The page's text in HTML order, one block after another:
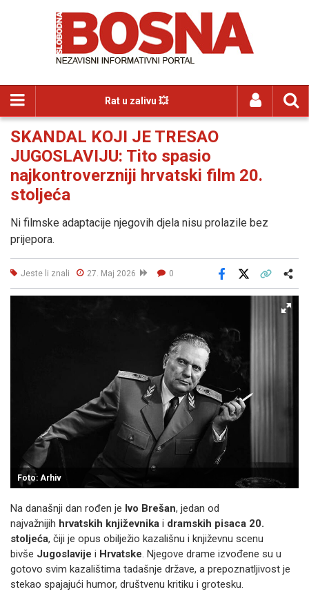
Rat u zalivu 💥
SKANDAL KOJI JE TRESAO
JUGOSLAVIJU: Tito spasio
najkontroverzniji hrvatski film 20.
stoljeća
Ni filmske adaptacije njegovih djela nisu prolazile bez
prijepora.
Jeste li znali 27. Maj 2026 0
Facebook
Foto: Arhiv
Na današnji dan rođen je Ivo Brešan, jedan od
najvažnijih hrvatskih književnika i dramskih pisaca 20.
stoljeća, čiji je opus obilježio kazališnu i književnu scenu
bivše Jugoslavije i Hrvatske. Njegove drame izvođene su u
gotovo svim kazalištima tadašnje države, a prepoznatljivost je
stekao spajajući humor, društvenu kritiku i grotesku.